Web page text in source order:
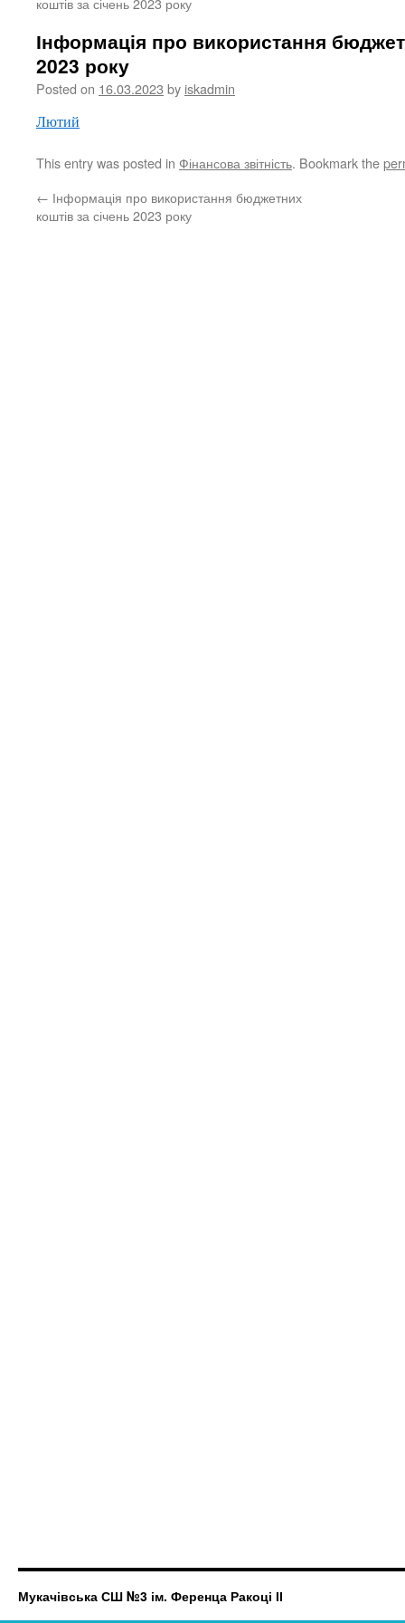
Інформація про використання
2023 року
Posted on 16.03.2023 by iskadmin
Лютий
This entry was posted in Фінансова звітність. Bookmark the
← Інформація про використання бюджетних
коштів за січень 2023 року
Мукачівська СШ №3 ім. Ференца Ракоці ІІ